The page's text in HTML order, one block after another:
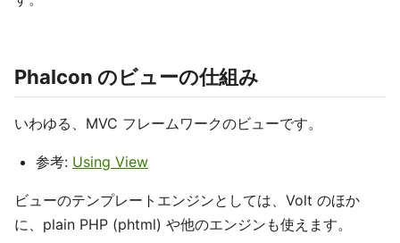
Phalcon のビューの仕組み
いわゆる、MVC フレームワークのビューです。
参考: Using View
ビューのテンプレートエンジンとしては、Volt のほか
に、plain PHP (phtml) や他のエンジンも使えます。